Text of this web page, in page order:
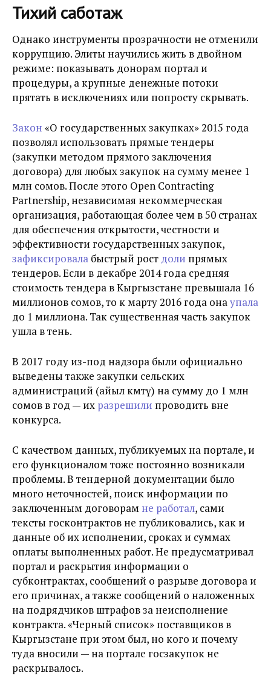
Тихий саботаж
Однако инструменты прозрачности не отменили
коррупцию. Элиты научились жить в двойном
режиме: показывать донорам портал и
процедуры, а крупные денежные потоки
прятать в исключениях или попросту скрывать.
Закон «О государственных закупках» 2015 года
позволял использовать прямые тендеры
(закупки методом прямого заключения
договора) для любых закупок на сумму менее 1
млн сомов. После этого Open Contracting
Partnership, независимая некоммерческая
организация, работающая более чем в 50 странах
для обеспечения открытости, честности и
эффективности государственных закупок,
зафиксировала быстрый рост доли прямых
тендеров. Если в декабре 2014 года средняя
стоимость тендера в Кыргызстане превышала 16
миллионов сомов, то к марту 2016 года онаупала
до 1 миллиона. Так существенная часть закупок
ушла в тень.
В 2017 году из-под надзора были официально
выведены также закупки сельских
администраций (айыл өкмөтү) на сумму до 1 млн
сомов в год — их разрешили проводить вне
конкурса.
С качеством данных, публикуемых на портале, и
его функционалом тоже постоянно возникали
проблемы. В тендерной документации было
много неточностей, поиск информации по
заключенным договорам не работал, сами
тексты госконтрактов не публиковались, как и
данные об их исполнении, сроках и суммах
оплаты выполненных работ. Не предусматривал
портал и раскрытия информации о
субконтрактах, сообщений о разрыве договора и
его причинах, а также сообщений о наложенных
на подрядчиков штрафов за неисполнение
контракта. «Черный список» поставщиков в
Кыргызстане при этом был, но кого и почему
туда вносили — на портале госзакупок не
раскрывалось.